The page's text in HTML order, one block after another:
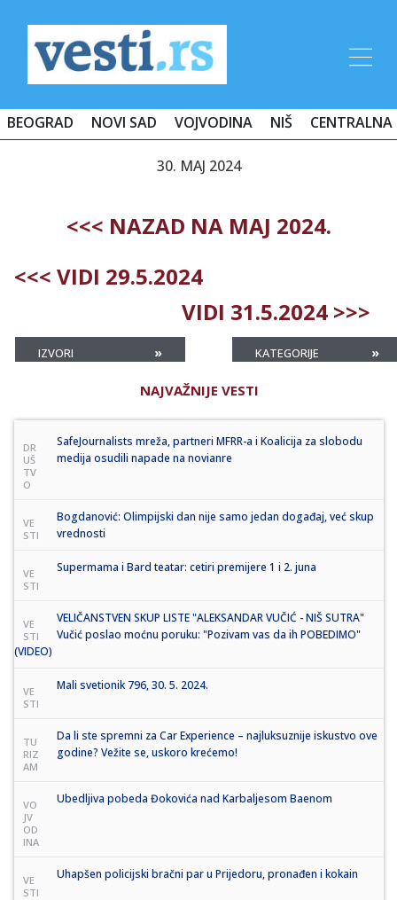
BEOGRAD NOVI SAD VOJVODINA NIŠ CENTRALNA
30. MAJ 2024
<<< NAZAD NA MAJ 2024.
<<< VIDI 29.5.2024
VIDI 31.5.2024 >>>
IZVORI » KATEGORIJE »
NAJVAŽNIJE VESTI
DR
UŠ
TV
O
SafeJournalists mreža, partneri MFRR-a i Koalicija za slobodu
medija osudili napade na novianre
VE
STI
Bogdanović: Olimpijski dan nije samo jedan događaj, već skup
vrednosti
VE
STI
Supermama i Bard teatar: cetiri premijere 1 i 2. juna
VE
STI
VELIČANSTVEN SKUP LISTE "ALEKSANDAR VUČIĆ - NIŠ SUTRA"
Vučić poslao moćnu poruku: "Pozivam vas da ih POBEDIMO"
(VIDEO)
VE
STI
Mali svetionik 796, 30. 5. 2024.
TU
RIZ
AM
Da li ste spremni za Car Experience – najluksuznije iskustvo ove
godine? Vežite se, uskoro krećemo!
VO
JV
OD
INA
Ubedljiva pobeda Đokovića nad Karbaljesom Baenom
VE
STI
Uhapšen policijski bračni par u Prijedoru, pronađen i kokain